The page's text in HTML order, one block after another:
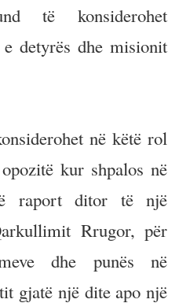
të konsiderohet
detyrës dhe misionit
në këtë rol
kur shpalos në
raport ditor të një
Rrugor, për
dhe punës në
gjatë një dite apo një